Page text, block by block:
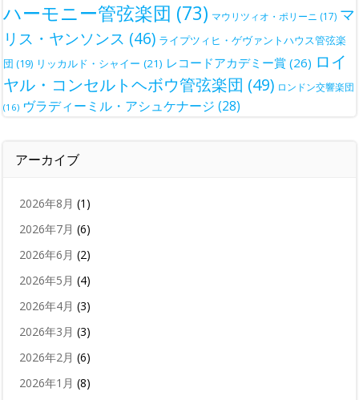
ハーモニー管弦楽団 (73) マウリツィオ・ポリーニ (17) マ
リス・ヤンソンス (46) ライプツィヒ・ゲヴァントハウス管弦楽
団 (19) リッカルド・シャイー (21) レコードアカデミー賞 (26) ロイ
ヤル・コンセルトヘボウ管弦楽団 (49) ロンドン交響楽団
(16) ヴラディーミル・アシュケナージ (28)
アーカイブ
2026年8月 (1)
2026年7月 (6)
2026年6月 (2)
2026年5月 (4)
2026年4月 (3)
2026年3月 (3)
2026年2月 (6)
2026年1月 (8)